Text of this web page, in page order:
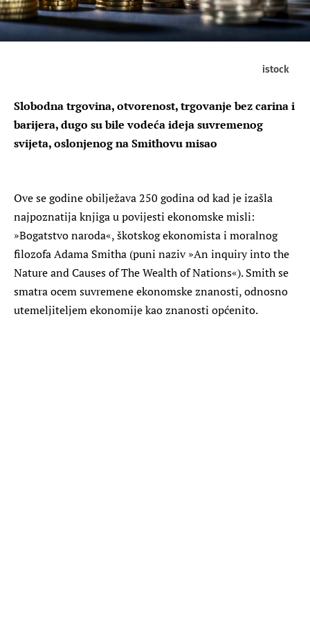
istock
Slobodna trgovina, otvorenost, trgovanje bez carina i
barijera, dugo su bile vodeća ideja suvremenog
svijeta, oslonjenog na Smithovu misao
Ove se godine obilježava 250 godina od kad je izašla
najpoznatija knjiga u povijesti ekonomske misli:
»Bogatstvo naroda«, škotskog ekonomista i moralnog
filozofa Adama Smitha (puni naziv »An inquiry into the
Nature and Causes of The Wealth of Nations«). Smith se
smatra ocem suvremene ekonomske znanosti, odnosno
utemeljiteljem ekonomije kao znanosti općenito.